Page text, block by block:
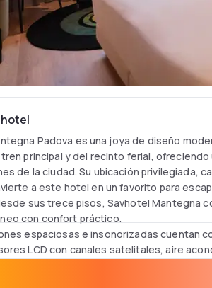
Padova es una joya de diseño
principal y del recinto ferial,
de la ciudad. Su ubicación privilegiada,
a este hotel en un favorito para
sus trece pisos, Savhotel Mantegna
con confort práctico.
espaciosas e insonorizadas cuentan
LCD con canales satelitales, aire
sin interrupciones. Además, las